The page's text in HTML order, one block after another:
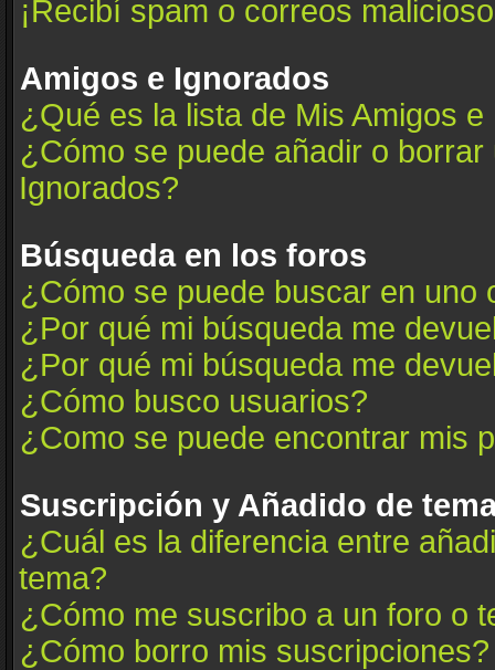
¡Recibí spam o correos
Amigos e Ignorados
¿Qué es la lista de Mis Amigos
¿Cómo se puede añadir o
Ignorados?
Búsqueda en los foros
¿Cómo se puede buscar en uno
¿Por qué mi búsqueda me
¿Por qué mi búsqueda me
¿Cómo busco usuarios?
¿Como se puede encontrar mis
Suscripción y Añadido de
¿Cuál es la diferencia entre
tema?
¿Cómo me suscribo a un foro o
¿Cómo borro mis suscripciones?